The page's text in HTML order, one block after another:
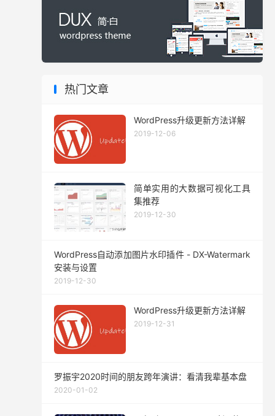
热门文章
WordPress升级更新方法详解
2019-12-06
简单实用的大数据可视化工具
集推荐
2019-12-30
WordPress自动添加图片水印插件 - DX-Watermark
安装与设置
2019-12-30
WordPress升级更新方法详解
2019-12-31
罗振宇2020时间的朋友跨年演讲：看清我辈基本盘
2020-01-02